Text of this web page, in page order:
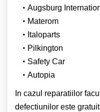
Augsburg
Materom
Italoparts
Pilkington
Safety Car
Autopia
In cazul reparatiilor
defectiunilor este